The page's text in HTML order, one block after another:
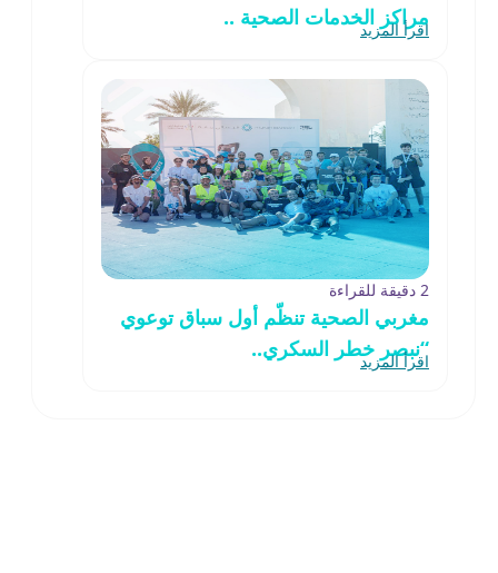
مراكز الخدمات الصحية ..
اقرأ المزيد
2 دقيقة للقراءة
مغربي الصحية تنظّم أول سباق توعوي
“نبصر خطر السكري..
اقرأ المزيد